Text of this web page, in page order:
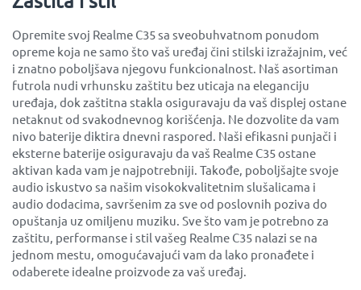
Opremite svoj Realme C35 sa sveobuhvatnom ponudom
opreme koja ne samo što vaš uređaj čini stilski izražajnim, već
i znatno poboljšava njegovu funkcionalnost. Naš asortiman
futrola nudi vrhunsku zaštitu bez uticaja na eleganciju
uređaja, dok zaštitna stakla osiguravaju da vaš displej ostane
netaknut od svakodnevnog korišćenja. Ne dozvolite da vam
nivo baterije diktira dnevni raspored. Naši efikasni punjači i
eksterne baterije osiguravaju da vaš Realme C35 ostane
aktivan kada vam je najpotrebniji. Takođe, poboljšajte svoje
audio iskustvo sa našim visokokvalitetnim slušalicama i
audio dodacima, savršenim za sve od poslovnih poziva do
opuštanja uz omiljenu muziku. Sve što vam je potrebno za
zaštitu, performanse i stil vašeg Realme C35 nalazi se na
jednom mestu, omogućavajući vam da lako pronađete i
odaberete idealne proizvode za vaš uređaj.